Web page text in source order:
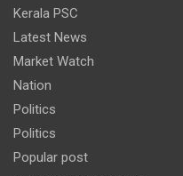
Kerala PSC
Latest News
Market Watch
Nation
Politics
Politics
Popular post